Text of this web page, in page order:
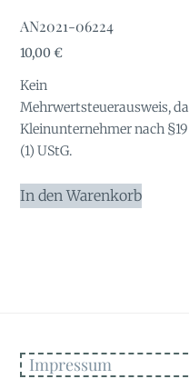
AN2021-06224
10,00€
Kein
Mehrwertsteuerausweis, da
Kleinunternehmer nach §19
(1) UStG.
In den Warenkorb
Impressum